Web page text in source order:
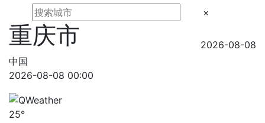
×
重庆市
中国
2026-08-08
2026-08-08 00:00
25°